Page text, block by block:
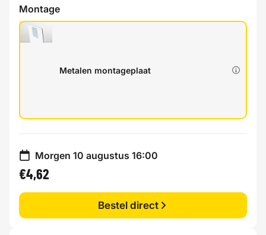
Montage
Metalen montageplaat
Morgen 10 augustus 16:00
€4,62
Bestel direct